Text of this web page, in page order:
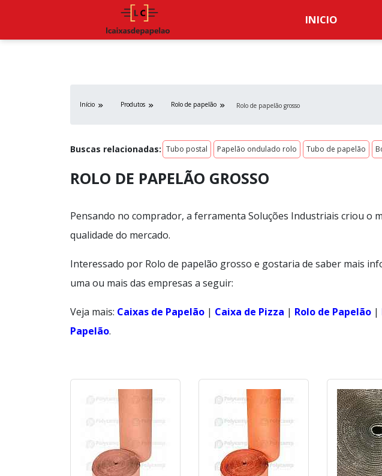
INICIO
Início Produtos Rolo de papelão Rolo de papelão grosso
Buscas relacionadas: Tubo postal Papelão ondulado rolo Tubo de papelão
ROLO DE PAPELÃO GROSSO
Pensando no comprador, a ferramenta Soluções Industriais criou o
qualidade do mercado.
Interessado por Rolo de papelão grosso e gostaria de saber mais
uma ou mais das empresas a seguir:
Veja mais: Caixas de Papelão | Caixa de Pizza | Rolo de Papelão |
Papelão.